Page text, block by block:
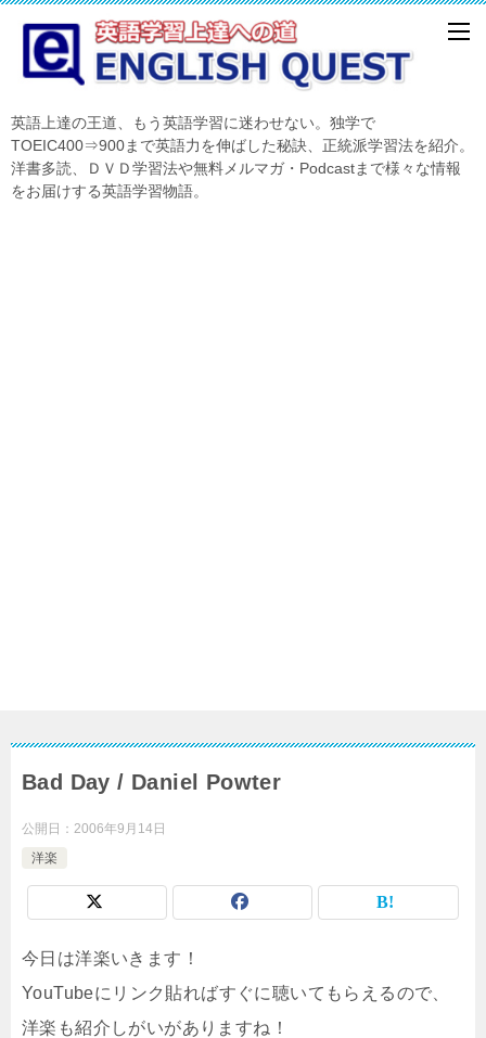
英語上達の王道、もう英語学習に迷わせない。独学で
TOEIC400⇒900まで英語力を伸ばした秘訣、正統派学習法を紹介。
洋書多読、ＤＶＤ学習法や無料メルマガ・Podcastまで様々な情報
をお届けする英語学習物語。
Bad Day / Daniel Powter
公開日： 2006年9月14日
洋楽
今日は洋楽いきます！
YouTubeにリンク貼ればすぐに聴いてもらえるので、
洋楽も紹介しがいがありますね！